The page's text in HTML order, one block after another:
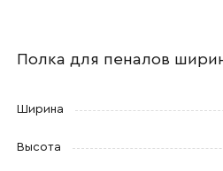
Полка для пеналов
Ширина
ВысотаНомер телефона